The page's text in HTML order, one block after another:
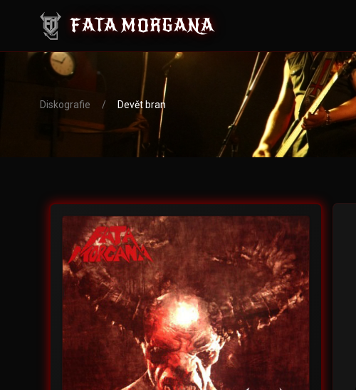
FATA MORGANA
Diskografie / Devět bran